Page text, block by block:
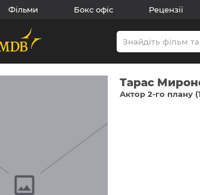
Фільми Бокс офіс Рецензії
Тарас
Актор 2-го плану